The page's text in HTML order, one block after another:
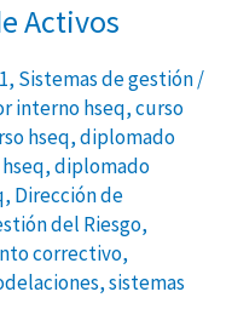
Activos
, Sistemas de gestión/
interno hseq,curso
hseq,diplomado
,diplomado
, Dirección de
del Riesgo,
correctivo,
,sistemas